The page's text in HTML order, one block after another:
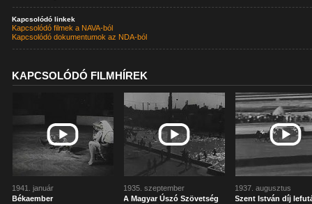
Kapcsolódó linkek
Kapcsolódó filmek a NAVA-ból
Kapcsolódó dokumentumok az NDA-ból
KAPCSOLÓDÓ FILMHÍREK
1941. január
Békaember
1935. szeptember
A Magyar Úszó Szövetség
1937. augusztus
Szent István díj